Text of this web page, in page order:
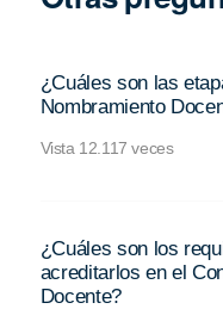
¿Cuáles son las
Nombramiento
Vista 12.117 veces
¿Cuáles son los
acreditarlos en el
Docente?